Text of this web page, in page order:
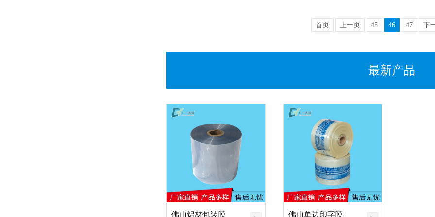
首页 上一页 45 46 47 下
最新产品
佛山铝材包装膜 佛山单边印字膜